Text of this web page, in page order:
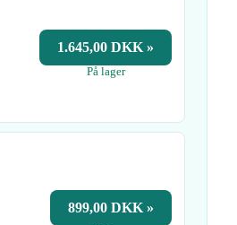
1.645,00 DKK »
På lager
899,00 DKK »